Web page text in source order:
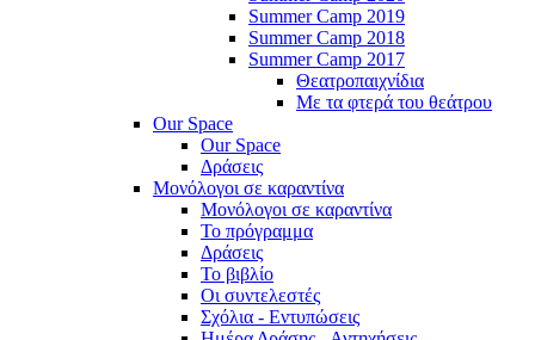
Summer Camp 2019
Summer Camp 2018
Summer Camp 2017
Θεατροπαιχνίδια
Με τα φτερά του θεάτρου
Our Space
Our Space
Δράσεις
Μονόλογοι σε καραντίνα
Μονόλογοι σε καραντίνα
Το πρόγραμμα
Δράσεις
Το βιβλίο
Οι συντελεστές
Σχόλια - Εντυπώσεις